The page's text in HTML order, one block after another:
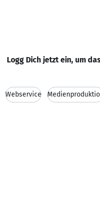
Logg Dich jetzt ein, um
Webservice